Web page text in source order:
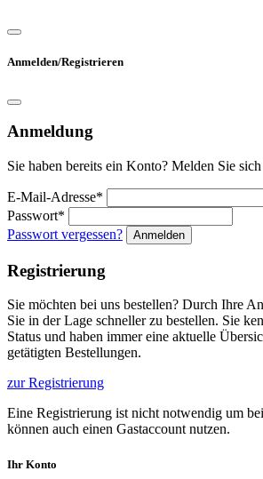
Anmelden/Registrieren
Anmeldung
Sie haben bereits ein Konto? Melden Sie
E-Mail-Adresse*
Passwort*
Passwort vergessen?
Anmelden
Registrierung
Sie möchten bei uns bestellen? Durch Ihre
Sie in der Lage schneller zu bestellen. Sie
Status und haben immer eine aktuelle
getätigten Bestellungen.
zur Registrierung
Eine Registrierung ist nicht notwendig um
können auch einen Gastaccount nutzen.
Ihr Konto